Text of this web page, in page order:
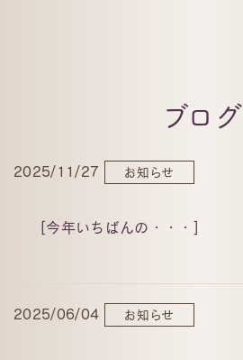
ブログ
2025/11/27 お知らせ
[今年いちばんの・・・]
2025/06/04 お知らせ